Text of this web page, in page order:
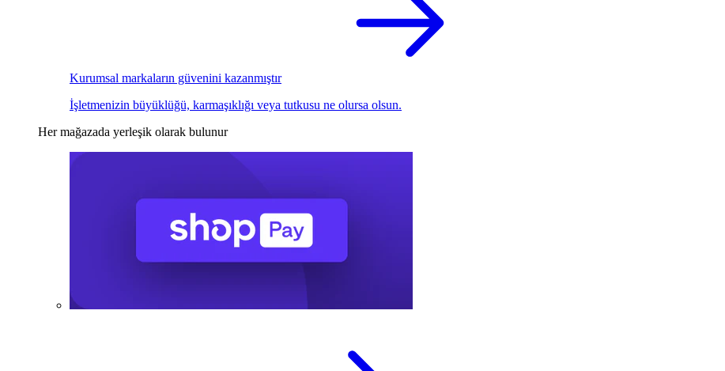
Kurumsal markaların güvenini kazanmıştır
İşletmenizin büyüklüğü, karmaşıklığı veya tutkusu ne olursa olsun.
Her mağazada yerleşik olarak bulunur